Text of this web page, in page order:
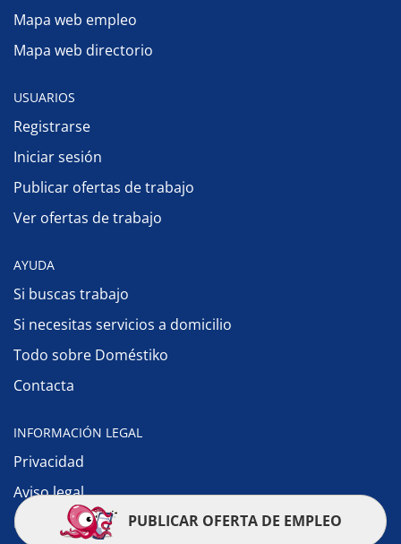
Mapa web empleo
Mapa web directorio
USUARIOS
Registrarse
Iniciar sesión
Publicar ofertas de trabajo
Ver ofertas de trabajo
AYUDA
Si buscas trabajo
Si necesitas servicios a domicilio
Todo sobre Doméstiko
Contacta
INFORMACIÓN LEGAL
Privacidad
Aviso legal
Política de cookiesPUBLICAR OFERTA DE EMPLEO